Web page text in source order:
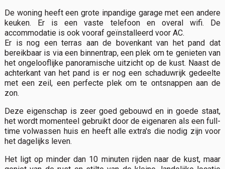
De woning heeft een grote inpandige garage met een andere
keuken. Er is een vaste telefoon en overal wifi. De
accommodatie is ook vooraf geïnstalleerd voor AC.
Er is nog een terras aan de bovenkant van het pand dat
bereikbaar is via een binnentrap, een plek om te genieten van
het ongelooflijke panoramische uitzicht op de kust. Naast de
achterkant van het pand is er nog een schaduwrijk gedeelte
met een zeil, een perfecte plek om te ontsnappen aan de
zon.
Deze eigenschap is zeer goed gebouwd en in goede staat,
het wordt momenteel gebruikt door de eigenaren als een full-
time volwassen huis en heeft alle extra's die nodig zijn voor
het dagelijks leven.
Het ligt op minder dan 10 minuten rijden naar de kust, maar